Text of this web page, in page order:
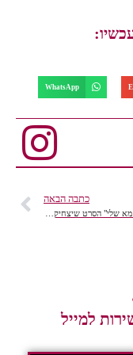
WhatsApp
כתבה הבאה
למייל